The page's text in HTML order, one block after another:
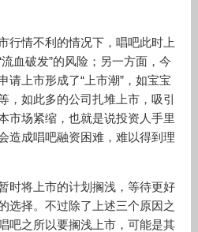
行情不利的情况下，唱吧此时上
血破发”的风险；另一方面，今
请上市形成了“上市潮”，如宝宝
，如此多的公司扎堆上市，吸引
市场紧缩，也就是说投资人手里
造成唱吧融资困难，难以得到理
时将上市的计划搁浅，等待更好
选择。不过除了上述三个原因之
吧之所以要搁浅上市，可能是其